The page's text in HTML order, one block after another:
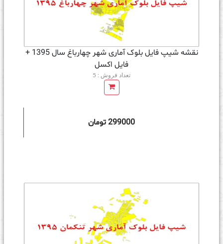
نقشه شیپ فایل بلوک آماری شهر چهارباغ سال 1395 +
فايل اكسل
تعداد فروش : 5
299000 تومان